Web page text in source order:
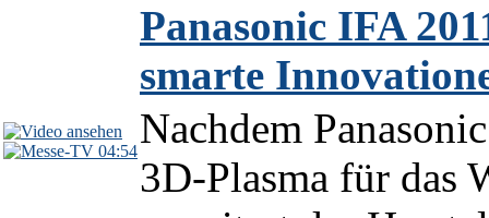
04:54
Panasonic IFA
smarte
Nachdem
3D-Plasma für das